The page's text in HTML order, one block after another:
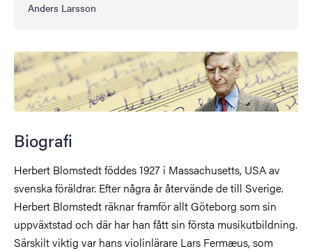
Anders Larsson
Biografi
Herbert Blomstedt föddes 1927 i Massachusetts, USA av
svenska föräldrar. Efter några år återvände de till Sverige.
Herbert Blomstedt räknar framför allt Göteborg som sin
uppväxtstad och där har han fått sin första musikutbildning.
Särskilt viktig var hans violinlärare Lars Fermæus, som